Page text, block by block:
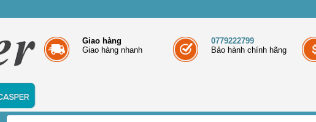
Giao hàng
Giao hàng nhanh
0779222799
Bảo hành chính hãng